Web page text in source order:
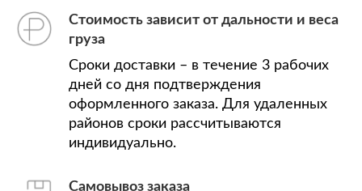
Стоимость зависит от дальности и веса
груза
Сроки доставки – в течение 3 рабочих
дней со дня подтверждения
оформленного заказа. Для удаленных
районов сроки рассчитываются
индивидуально.
Самовывоз заказа